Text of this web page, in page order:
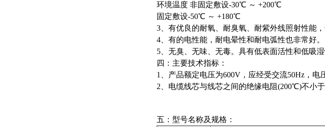
环境温度 非固定敷设-30℃ ～ +200℃
固定敷设-50℃ ～ +180℃
3、有优良的耐氧、耐臭氧、耐紫外线照射性能
4、有的电性能，耐电晕性和耐电弧性也非常好。
5、无臭、无味、无毒。具有低表面活性和低吸湿
四：主要技术指标：
1、产品额定电压为600V，应经受交流50Hz，电
2、电缆线芯与线芯之间的绝缘电阻(200℃)不小于
五：型号名称及规格：